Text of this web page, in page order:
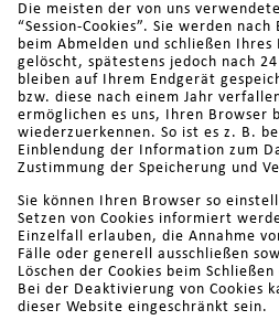
Die meisten der von uns
“Session-Cookies”. Sie werden
beim Abmelden und schließen
gelöscht, spätestens jedoch nach
bleiben auf Ihrem Endgerät
bzw. diese nach einem Jahr
ermöglichen es uns, Ihren Browser
wiederzuerkennen. So ist es z. B.
Einblendung der Information zum
Zustimmung der Speicherung und
Sie können Ihren Browser so
Setzen von Cookies informiert
Einzelfall erlauben, die Annahme
Fälle oder generell ausschließen
Löschen der Cookies beim
Bei der Deaktivierung von Cookies
dieser Website eingeschränkt sein.